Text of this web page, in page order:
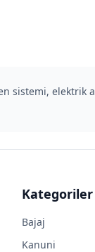
sistemi, elektrik
Kategoriler
Bajaj
Kanuni